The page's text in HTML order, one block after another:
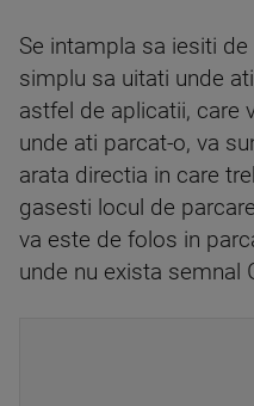
Se intampla sa iesiti
simplu sa uitati unde
astfel de aplicatii, care
unde ati parcat-o, va
arata directia in care
gasesti locul de
va este de folos in
unde nu exista semnal